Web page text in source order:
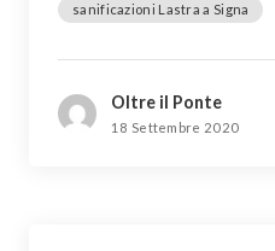
sanificazioni Lastra a Signa
Oltre il Ponte
18 Settembre 2020